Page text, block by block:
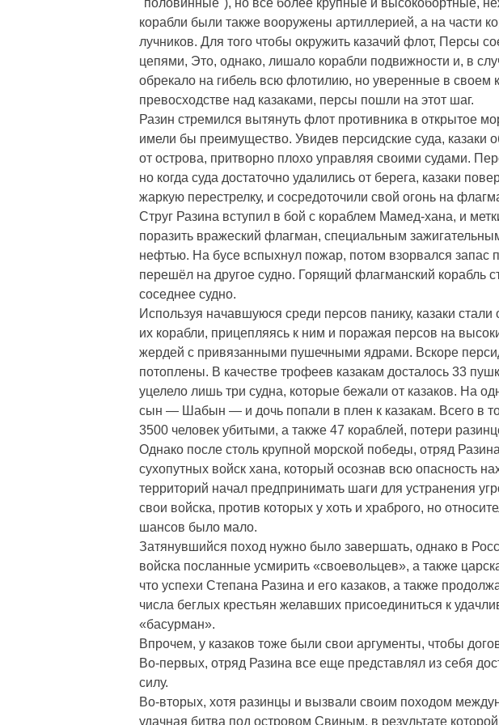
"половинные"), но все более крупные и высокобортные,
корабли были также вооружены артиллерией, а на части
лучников. Для того чтобы окружить казачий флот, Персы
цепями, Это, однако, лишало корабли подвижности и, в
обрекало на гибель всю флотилию, но уверенные в своем
превосходстве над казаками, персы пошли на этот шаг.
Разин стремился вытянуть флот противника в открытое
имели бы преимущество. Увидев персидские суда, казаки
от острова, притворно плохо управляя своими судами.
но когда суда достаточно удалились от берега, казаки
жаркую перестрелку, и сосредоточили свой огонь на
Струг Разина вступил в бой с кораблем Мамед-хана, и
поразить вражеский флагман, специальным
нефтью. На бусе вспыхнул пожар, потом взорвался
перешёл на другое судно. Горящий флагманский корабль
соседнее судно.
Используя начавшуюся среди персов панику, казаки стали
их корабли, прицепляясь к ним и поражая персов на
жердей с привязанными пушечными ядрами. Вскоре
потоплены. В качестве трофеев казакам досталось 33
уцелело лишь три судна, которые бежали от казаков. На
сын — Шабын — и дочь попали в плен к казакам. Всего в
3500 человек убитыми, а также 47 кораблей, потери
Однако после столь крупной морской победы, отряд
сухопутных войск хана, который осознав всю опасность
территорий начал предпринимать шаги для устранения
свои войска, против которых у хоть и храброго, но
шансов было мало.
Затянувшийся поход нужно было завершать, однако в
войска посланные усмирить «своевольцев», а также
что успехи Степана Разина и его казаков, а также
числа беглых крестьян желавших присоединиться к
«басурман».
Впрочем, у казаков тоже были свои аргументы, чтобы
Во-первых, отряд Разина все еще представлял из себя
силу.
Во-вторых, хотя разинцы и вызвали своим походом
удачная битва под островом Свиным, в результате